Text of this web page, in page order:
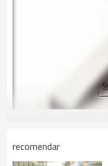
recomendar